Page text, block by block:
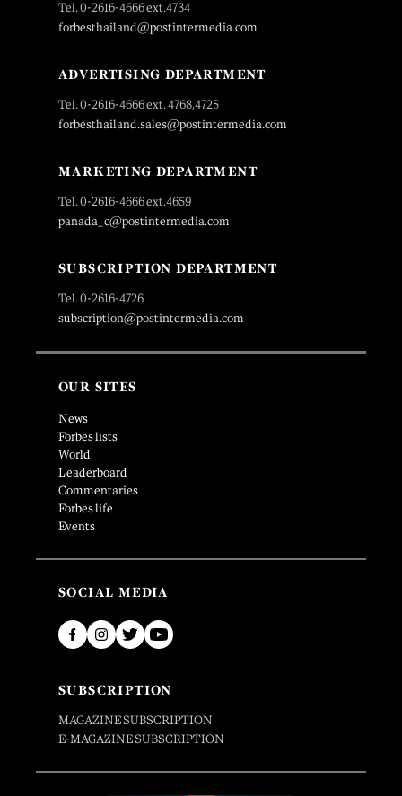
Tel. 0-2616-4666 ext.4734
forbesthailand@postintermedia.com
ADVERTISING DEPARTMENT
Tel. 0-2616-4666 ext. 4768,4725
forbesthailand.sales@postintermedia.com
MARKETING DEPARTMENT
Tel. 0-2616-4666 ext.4659
panada_c@postintermedia.com
SUBSCRIPTION DEPARTMENT
Tel. 0-2616-4726
subscription@postintermedia.com
OUR SITES
News
Forbes lists
World
Leaderboard
Commentaries
Forbes life
Events
SOCIAL MEDIA
SUBSCRIPTION
MAGAZINE SUBSCRIPTION
E-MAGAZINE SUBSCRIPTION